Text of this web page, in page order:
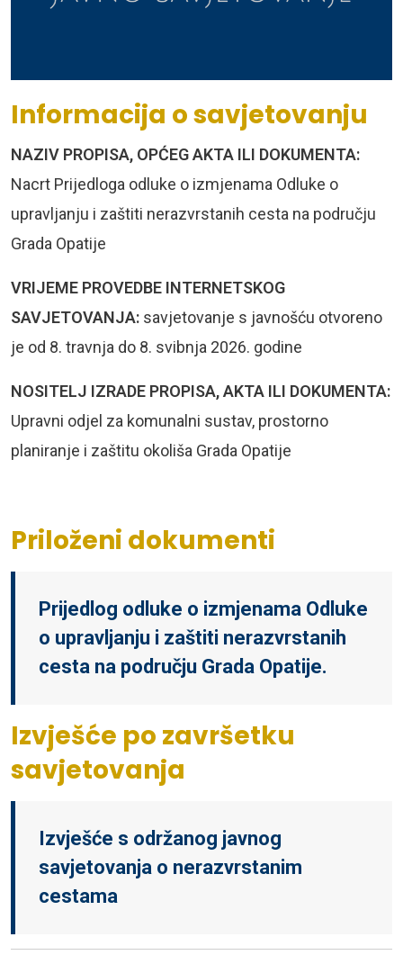
Informacija o savjetovanju
NAZIV PROPISA, OPĆEG AKTA ILI DOKUMENTA:
Nacrt Prijedloga odluke o izmjenama Odluke o
upravljanju i zaštiti nerazvrstanih cesta na području
Grada Opatije
VRIJEME PROVEDBE INTERNETSKOG
SAVJETOVANJA: savjetovanje s javnošću otvoreno
je od 8. travnja do 8. svibnja 2026. godine
NOSITELJ IZRADE PROPISA, AKTA ILI DOKUMENTA:
Upravni odjel za komunalni sustav, prostorno
planiranje i zaštitu okoliša Grada Opatije
Priloženi dokumenti
Prijedlog odluke o izmjenama Odluke
o upravljanju i zaštiti nerazvrstanih
cesta na području Grada Opatije.
Izvješće po završetku
savjetovanja
Izvješće s održanog javnog
savjetovanja o nerazvrstanim
cestama